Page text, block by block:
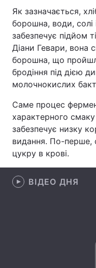
Здоров'я
Цікавинки
Екологія
Відео з Youtube
Інтерв'ю
Архів
Як зазначається,
борошна, води, солі
забезпечує підйом
Діани Гевари, вона
борошна, що
бродіння під дією
молочнокислих
Саме процес
характерного
забезпечує низку
видання. По-перше,
цукру в крові.
ВІДЕО ДНЯ